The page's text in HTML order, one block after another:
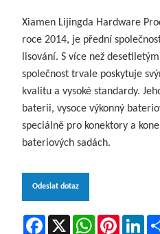
Xiamen Lijingda Hardware
roce 2014, je přední
lisování. S více než
společnost trvale poskytuje
kvalitu a vysoké standardy.
baterii, vysoce výkonný
speciálně pro konektory a
bateriových sadách.
Odeslat dotaz
Facebook
X WhatsAppPinterest